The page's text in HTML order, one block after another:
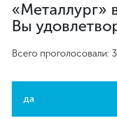
«Металлург»
Вы
Всего проголосовали:
да